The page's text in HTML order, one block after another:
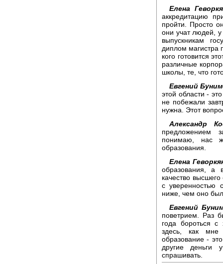
Елена
аккредитацию
пройти. Просто
они учат людей,
выпускникам
диплом магистра
кого готовится
различные
школы, те, что
Евгений
этой области -
не побежали
нужна. Этот
Александр
предложением
понимаю, нас
образования.
Елена
образования, а
качество
с уверенностью
ниже, чем оно
Евгений
поветрием. Раз
года бороться
здесь, как мне
образование -
другие деньги
спрашивать.